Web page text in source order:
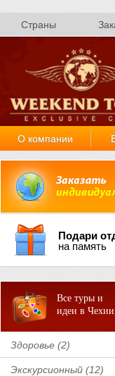
Страны
О компании
Подари
на память
Все туры и
идеи в Чехии
Здоровье (2)
Экскурсионный (12)